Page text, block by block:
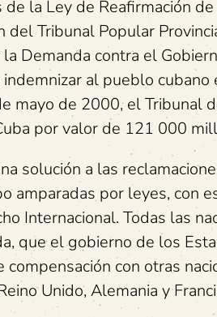
la Ley de Reafirmación
Tribunal Popular
Demanda contra el
al pueblo
mayo de 2000, el Tribunal
por valor de 121 000
solución a las
amparadas por leyes, con
Internacional. Todas las
que el gobierno de los
con otras
Unido, Alemania y